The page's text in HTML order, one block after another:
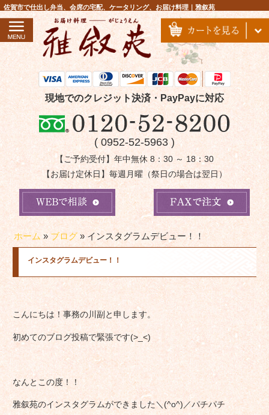
コ
ン
ツ
へ
ス
キ
プ
佐賀市で仕出し弁当、会席の宅配、ケータリング、お届け料理｜雅叙苑
現地でのクレジット決済・PayPayに対応
( 0952-52-5963 )
【ご予約受付】年中無休 8：30 ～ 18：30
【お届け定休日】毎週月曜（祭日の場合は翌日）
ホーム» ブログ» インスタグラムデビュー！！
インスタグラムデビュー！！
こんにちは！事務の川副と申します。
初めてのブログ投稿で緊張です(>_<)
なんとこの度！！
雅叙苑のインスタグラムができました＼(^o^)／パチパチ